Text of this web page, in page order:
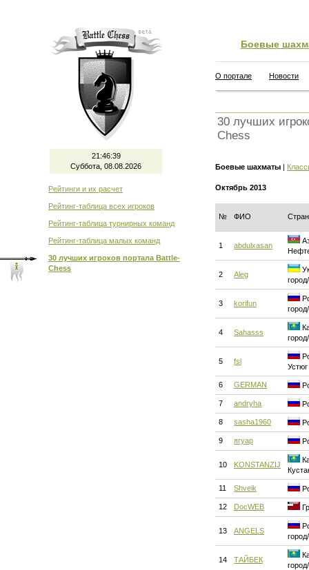
21:46:39
Суббота, 08.08.2026
Рейтинги и их расчет
Рейтинг-таблица всех игроков
Рейтинг-таблица турнирных команд
Рейтинг-таблица малых команд
30 лучших игроков портала Battle-
Chess
Боевые
О портале Новости
30 лучших
Chess
Боевые шахматы |
Октябрь 2013
№ ФИО
1 abdulxasan
2 Aleg
3 korifun
4 Sahasss
5 fsl
Устюг
6 GERMAN
7 andryha
8 sasha1960
9 ягуар
10 KONSTANZIJ
11 Shveik
12 DocWEB
13 ANGELS
14 ТАЙБЕК